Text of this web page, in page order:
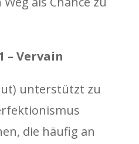
– Vervain
unterstützt zu
die häufig an